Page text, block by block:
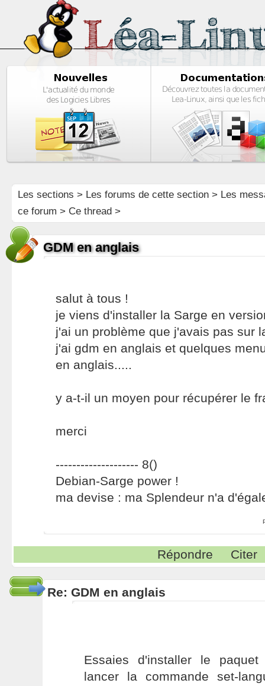
Les sections > Les forums de cette section> Les
ce forum > Ce thread >
GDM en anglais
salut à tous !
je viens d'installer la Sarge en
j'ai un problème que j'avais pas sur
j'ai gdm en anglais et quelques
en anglais.....
y a-t-il un moyen pour récupérer le
merci
-------------------- 8()
Debian-Sarge power !
ma devise : ma Splendeur n'a
Répondre Citer
Re: GDM en anglais
Essaies d'installer le
lancer la commande set-